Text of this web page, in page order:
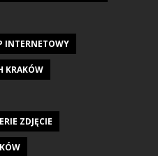
INTERNETOWY
KRAKÓW
ZDJĘCIE